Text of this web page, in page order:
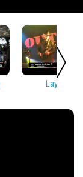
Lay Low